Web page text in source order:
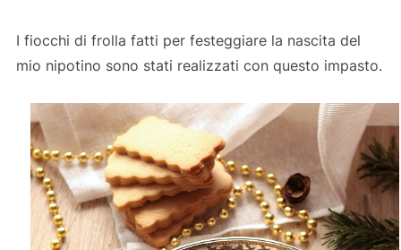
I fiocchi di frolla fatti per festeggiare la nascita del
mio nipotino sono stati realizzati con questo impasto.